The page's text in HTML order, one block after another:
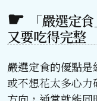
「嚴選定
又要吃得完整
嚴選定食的優點是
或不想花太多心